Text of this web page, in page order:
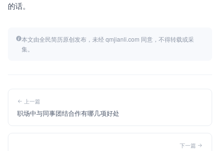
的话。
本文由全民简历原创发布，未经 qmjianli.com 同意，不得转载或采
集。
上一篇
职场中与同事团结合作有哪几项好处
下一篇